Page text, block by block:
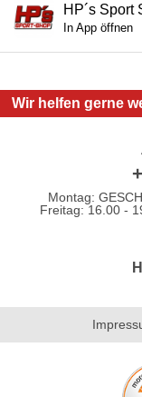
HP´s Sport
In App öffnen
Wir helfen gerne
Montag:
Freitag: 16.00 -